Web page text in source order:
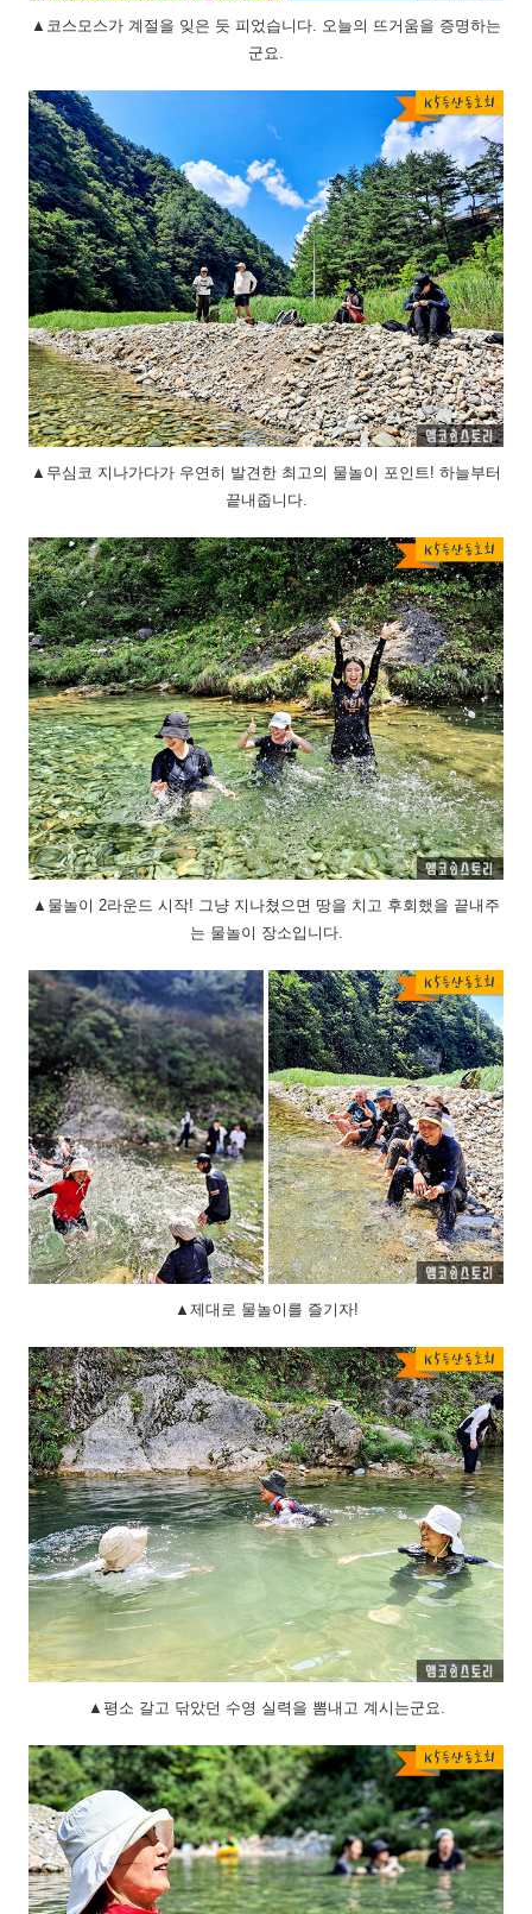
▲코스모스가 계절을 잊은 듯 피었습니다. 오늘의 뜨거움을 증명하는
군요.
▲무심코 지나가다가 우연히 발견한 최고의 물놀이 포인트! 하늘부터
끝내줍니다.
▲물놀이 2라운드 시작! 그냥 지나쳤으면 땅을 치고 후회했을 끝내주
는 물놀이 장소입니다.
▲제대로 물놀이를 즐기자!
▲평소 갈고 닦았던 수영 실력을 뽐내고 계시는군요.